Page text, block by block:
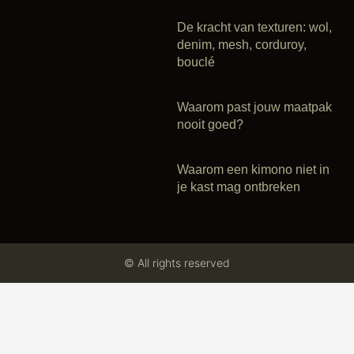
De kracht van texturen: wol,
denim, mesh, corduroy,
bouclé
Waarom past jouw maatpak
nooit goed?
Waarom een kimono niet in
je kast mag ontbreken
© All rights reserved